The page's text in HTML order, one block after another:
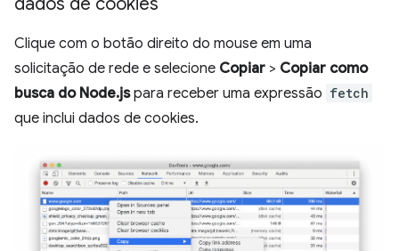
Clique com o botão direito do mouse em uma
solicitação de rede e selecione Copiar > Copiar como
busca do Node.jspara receber uma expressão fetch
que inclui dados de cookies.